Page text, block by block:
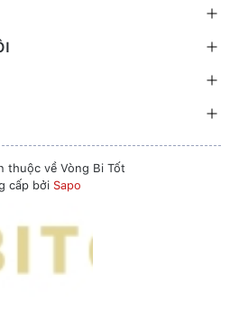
thuộc về Vòng Bi Tốt
cấp bởi Sapo